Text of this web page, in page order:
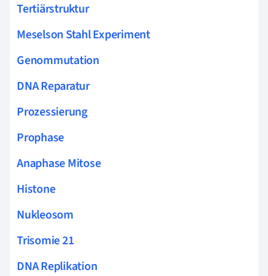
Tertiärstruktur
Meselson Stahl Experiment
Genommutation
DNA Reparatur
Prozessierung
Prophase
Anaphase Mitose
Histone
Nukleosom
Trisomie 21
DNA Replikation